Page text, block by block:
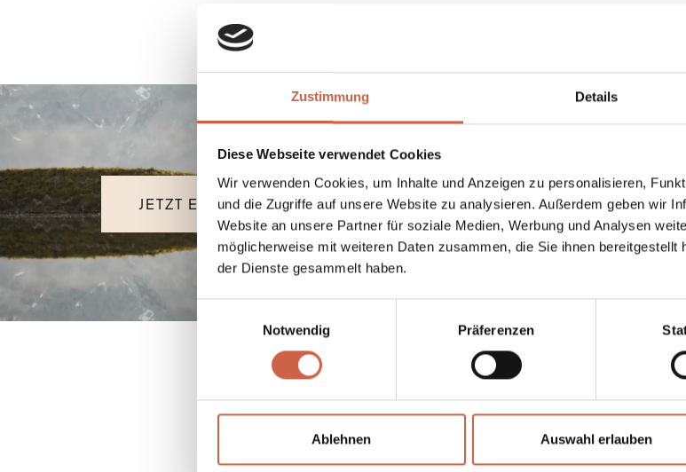
Zustimmung Details
Diese Webseite verwendet Cookies
Wir verwenden Cookies, um Inhalte und Anzeigen zu personalisieren,
und die Zugriffe auf unsere Website zu analysieren. Außerdem geben wir
Website an unsere Partner für soziale Medien, Werbung und Analysen
möglicherweise mit weiteren Daten zusammen, die Sie ihnen
der Dienste gesammelt haben.
Notwendig
Präferenzen
Ablehnen Auswahl erlauben
JETZT ENTDECKEN